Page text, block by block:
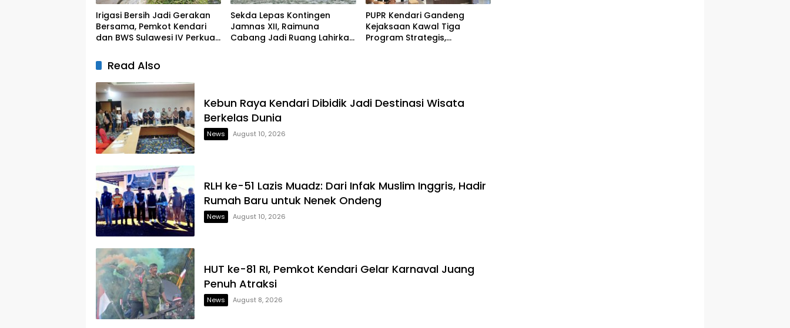
Irigasi Bersih Jadi Gerakan
Bersama, Pemkot Kendari
dan BWS Sulawesi IV Perkuat
Sekda Lepas Kontingen
Jamnas XII, Raimuna
Cabang Jadi Ruang Lahirkan
PUPR Kendari Gandeng
Kejaksaan Kawal Tiga
Program Strategis,
Read Also
Kebun Raya Kendari Dibidik Jadi Destinasi Wisata
Berkelas Dunia
News August 10, 2026
RLH ke-51 Lazis Muadz: Dari Infak Muslim Inggris, Hadir
Rumah Baru untuk Nenek Ondeng
News August 10, 2026
HUT ke-81 RI, Pemkot Kendari Gelar Karnaval Juang
Penuh Atraksi
News August 8, 2026